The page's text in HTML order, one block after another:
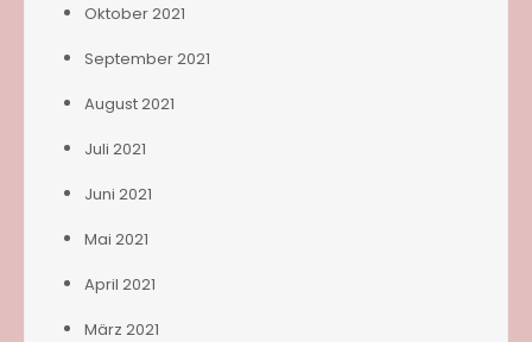
Oktober 2021
September 2021
August 2021
Juli 2021
Juni 2021
Mai 2021
April 2021
März 2021